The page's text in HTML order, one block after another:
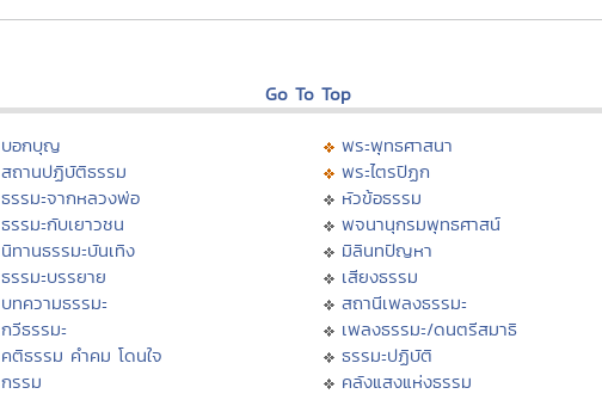
Go To Top
บอกบุญ
สถานปฏิบัติธรรม
ธรรมะจากหลวงพ่อ
ธรรมะกับเยาวชน
นิทานธรรมะบันเทิง
ธรรมะบรรยาย
บทความธรรมะ
กวีธรรมะ
คติธรรม คำคม โดนใจ
กรรม
พระพุทธศาสนา
พระไตรปิฏก
หัวข้อธรรม
พจนานุกรมพุทธศาสน์
มิลินทปัญหา
เสียงธรรม
สถานีเพลงธรรมะ
เพลงธรรมะ/ดนตรีสมาธิ
ธรรมะปฏิบัติ
คลังแสงแห่งธรรม